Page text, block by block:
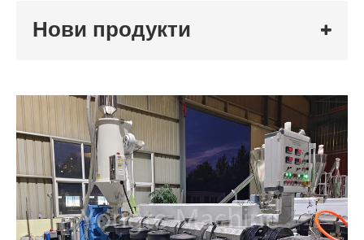
Нови продукти